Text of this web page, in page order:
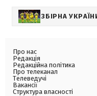
ЗБІРНА
Про нас
Редакція
Редакційна політика
Про телеканал
Телеведучі
Вакансії
Структура власності